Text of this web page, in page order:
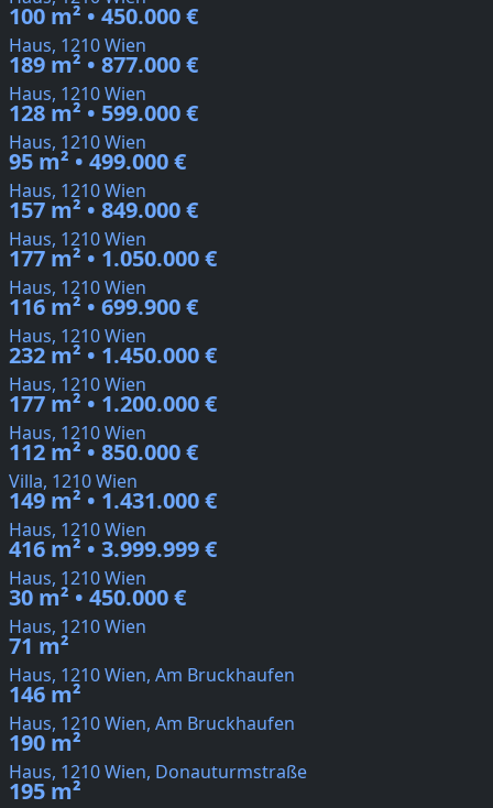
100 m² • 450.000 €
Haus, 1210 Wien
189 m² • 877.000 €
Haus, 1210 Wien
128 m² • 599.000 €
Haus, 1210 Wien
95 m² • 499.000 €
Haus, 1210 Wien
157 m² • 849.000 €
Haus, 1210 Wien
177 m² • 1.050.000 €
Haus, 1210 Wien
116 m² • 699.900 €
Haus, 1210 Wien
232 m² • 1.450.000 €
Haus, 1210 Wien
177 m² • 1.200.000 €
Haus, 1210 Wien
112 m² • 850.000 €
Villa, 1210 Wien
149 m² • 1.431.000 €
Haus, 1210 Wien
416 m² • 3.999.999 €
Haus, 1210 Wien
30 m² • 450.000 €
Haus, 1210 Wien
71 m²
Haus, 1210 Wien, Am Bruckhaufen
146 m²
Haus, 1210 Wien, Am Bruckhaufen
190 m²
Haus, 1210 Wien, Donauturmstraße
195 m²